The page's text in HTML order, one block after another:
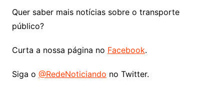
Quer saber mais notícias sobre o transporte
público?
Curta a nossa página no Facebook.
Siga o @RedeNoticiando no Twitter.